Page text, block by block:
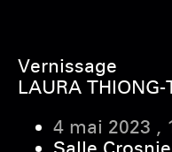
Vernissage
LAURA THIONG-
4 mai 2023 ,